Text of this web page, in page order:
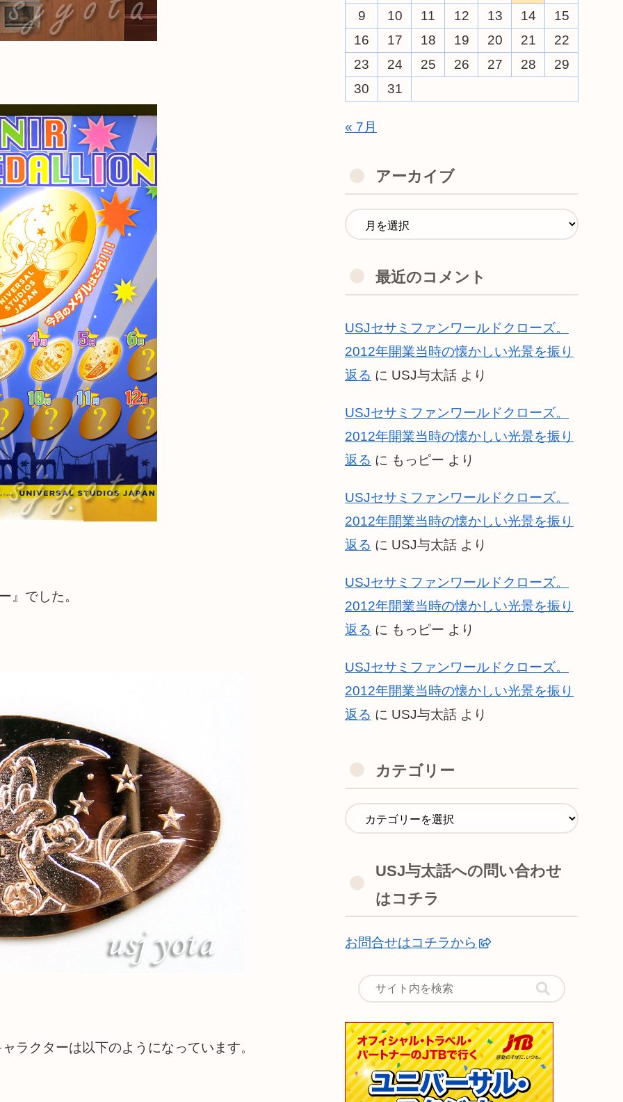
』でした。
ラクターは以下のようになっています。
9
10 11 12 13 14
15
16
17 18 19 20 21
22
23
24 25 26 27 28
29
30
31
« 7月
アーカイブ
最近のコメント
USJセサミファンワールドクローズ。
2012年開業当時の懐かしい光景を振り
返る に USJ与太話 より
USJセサミファンワールドクローズ。
2012年開業当時の懐かしい光景を振り
返る に もっピー より
USJセサミファンワールドクローズ。
2012年開業当時の懐かしい光景を振り
返る に USJ与太話 より
USJセサミファンワールドクローズ。
2012年開業当時の懐かしい光景を振り
返る に もっピー より
USJセサミファンワールドクローズ。
2012年開業当時の懐かしい光景を振り
返る に USJ与太話 より
カテゴリー
USJ与太話への問い合わせ
はコチラ
お問合せはコチラから